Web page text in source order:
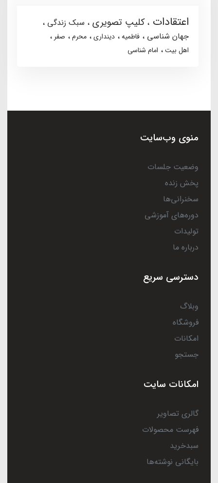
اعتقادات کلیپ تصویری
سبک زندگی
جهان شناسی
فاطمیه دینداری محرم
صفر
اهل بیت
امام شناسی
منوی وب‌سایت
وضعیت جلسات
پخش زنده
سخنرانی‌ها
دوره‌های آموزشی
تولیدات
درباره ما
دسترسی سریع
وبلاگ
فروشگاه
امکانات
جستجو
امکانات سایت
گالری تصاویر
فهرست محصولات
سبدخرید
بایگانی نوشته‌ها